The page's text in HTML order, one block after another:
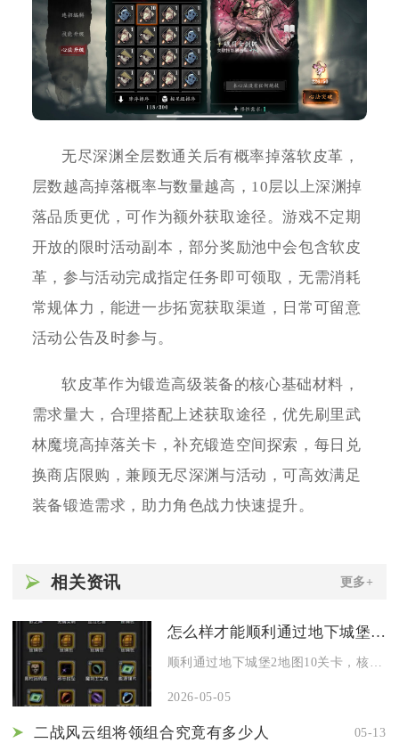
无尽深渊全层数通关后有概率掉落软皮革，
层数越高掉落概率与数量越高，10层以上深渊掉
落品质更优，可作为额外获取途径。游戏不定期
开放的限时活动副本，部分奖励池中会包含软皮
革，参与活动完成指定任务即可领取，无需消耗
常规体力，能进一步拓宽获取渠道，日常可留意
活动公告及时参与。
软皮革作为锻造高级装备的核心基础材料，
需求量大，合理搭配上述获取途径，优先刷里武
林魔境高掉落关卡，补充锻造空间探索，每日兑
换商店限购，兼顾无尽深渊与活动，可高效满足
装备锻造需求，助力角色战力快速提升。
相关资讯 更多+
怎么样才能顺利通过地下城堡2地图10关卡
2026-05-05
二战风云组将领组合究竟有多少人 05-13